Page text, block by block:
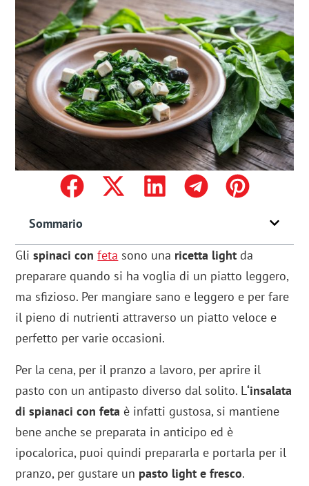
Sommario
Glispinaci confeta sono una ricetta light da
preparare quando si ha voglia di un piatto leggero,
ma sfizioso. Per mangiare sano e leggero e per fare
il pieno di nutrienti attraverso un piatto veloce e
perfetto per varie occasioni.
Per la cena, per il pranzo a lavoro, per aprire il
pasto con un antipasto diverso dal solito. L‘insalata
di spianaci con feta è infatti gustosa, si mantiene
bene anche se preparata in anticipo ed è
ipocalorica, puoi quindi prepararla e portarla per il
pranzo, per gustare un pasto light e fresco.